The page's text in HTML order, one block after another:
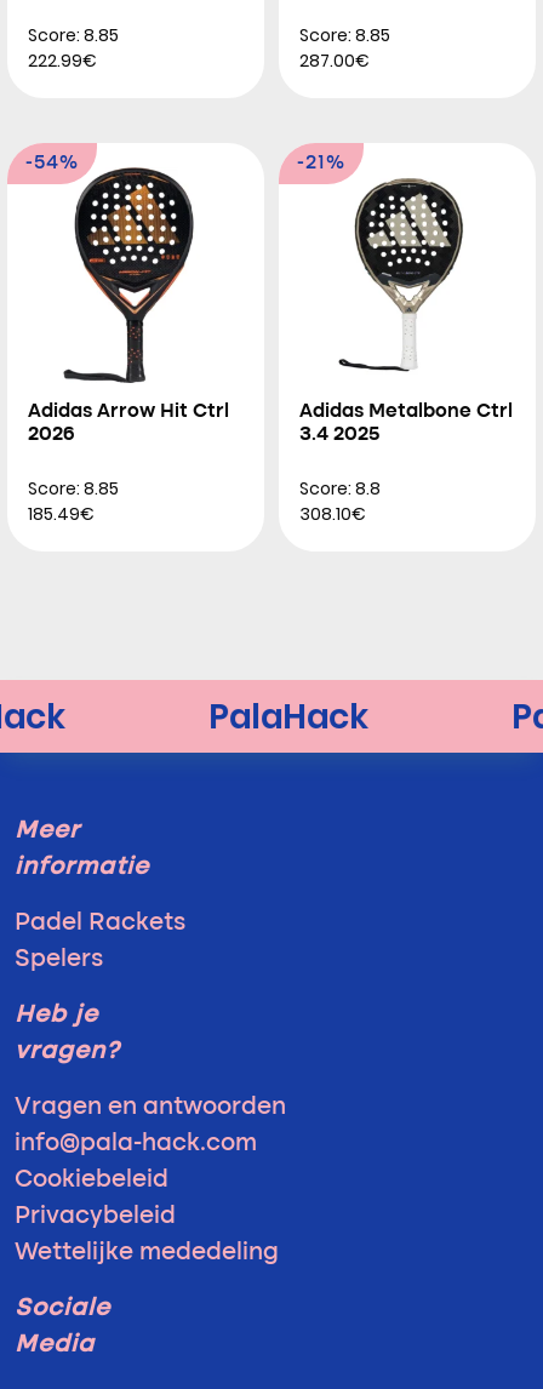
Score: 8.85
222.99€
Score: 8.85
287.00€
-54%
Adidas Arrow Hit Ctrl
2026
Score: 8.85
185.49€
-21%
Adidas Metalbone Ctrl
3.4 2025
Score: 8.8
308.10€
Meer
informatie
Padel Rackets
Spelers
Heb je
vragen?
Vragen en antwoorden
info@pala-hack.com
Cookiebeleid
Privacybeleid
Wettelijke mededeling
Sociale
Media